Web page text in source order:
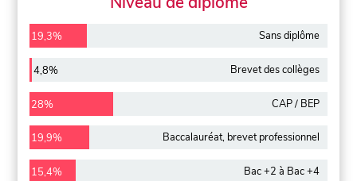
19,3% Sans diplôme
4,8% Brevet des collèges
28% CAP / BEP
19,9% Baccalauréat, brevet professionnel
15,4% Bac +2 à Bac +4